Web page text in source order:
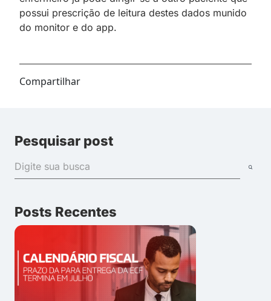
possui prescrição de leitura destes dados munido
do monitor e do app.
Compartilhar
Pesquisar post
Posts Recentes